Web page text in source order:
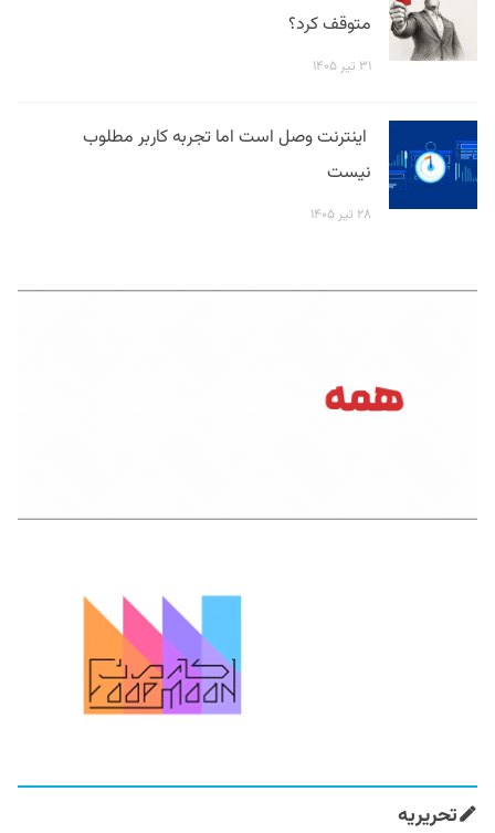
متوقف کرد؟
۳۱ تیر ۱۴۰۵
اینترنت وصل است اما تجربه کاربر مطلوب
نیست
۲۸ تیر ۱۴۰۵
تحریریه